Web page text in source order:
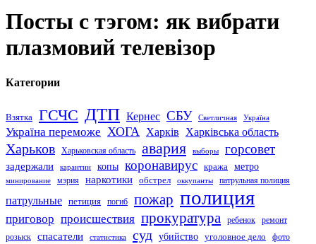
Посты с тэгом: як вибрати
плазмовий телевізор
Категории
Взятка ГСЧС ДТП Кернес СБУ Светличная Україна
Україна переможе ХОГА Харків Харківська область
Харьков Харьковская область авария выборы горсовет
задержали карантин копы коронавирус кража метро
минирование мэрия наркотики обстрел оккупанты патрульная полиция
патрульные петиция погиб пожар полиция
приговор происшествия прокуратура ребенок
ремонт
розыск
спасатели статистика суд убийство уголовное дело фото